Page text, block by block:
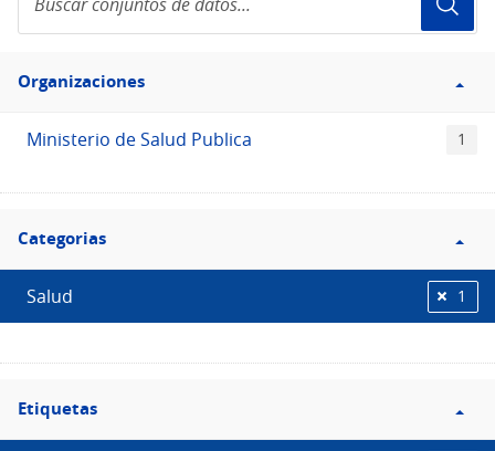
conjuntos
de
Filtro
Organizaciones
Organizaciones
Ministerio de Salud Publica 1
Filtro
Categorias
Categorias
Salud 1
Filtro
Etiquetas
Etiquetas